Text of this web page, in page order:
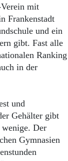
mit
Frankenstadt
und ein
gibt. Fast alle
Ranking
in der
und
Gehälter gibt
Der
Gymnasien